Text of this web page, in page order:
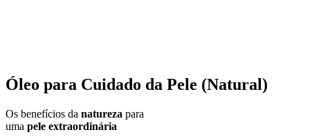
Óleo para Cuidado da Pele (Natural)
Os benefícios da natureza para
uma pele extraordinária